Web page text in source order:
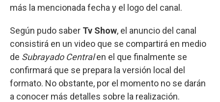
más la mencionada fecha y el logo del canal.
Según pudo saber Tv Show, el anuncio del canal
consistirá en un video que se compartirá en medio
de Subrayado Centralen el que finalmente se
confirmará que se prepara la versión local del
formato. No obstante, por el momento no se darán
a conocer más detalles sobre la realización.